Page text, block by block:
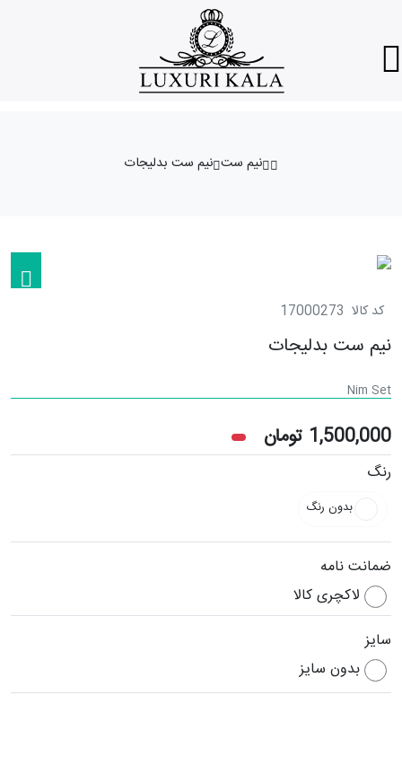
نیم ست نیم ست بدلیجات
کد کالا 17000273
نیم ست بدلیجات
Nim Set
1,500,000 تومان
رنگ
بدون رنگ
ضمانت نامه
لاکچری کالا
سایز
بدون سایز